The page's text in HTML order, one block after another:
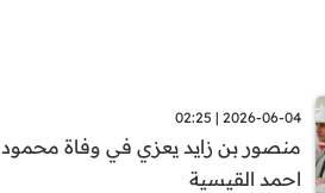
2026-06-04 | 02:25
منصور بن زايد يعزي في وفاة محمود
احمد القيسية